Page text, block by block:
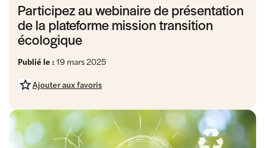
Participez au webinaire de présentation
de la plateforme mission transition
écologique
Publié le : 19 mars 2025
Ajouter aux favoris